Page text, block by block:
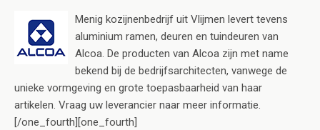
Menig kozijnenbedrijf uit Vlijmen levert tevens
aluminium ramen, deuren en tuindeuren van
Alcoa. De producten van Alcoa zijn met name
bekend bij de bedrijfsarchitecten, vanwege de
unieke vormgeving en grote toepasbaarheid van haar
artikelen. Vraag uw leverancier naar meer informatie.
[/one_fourth][one_fourth]